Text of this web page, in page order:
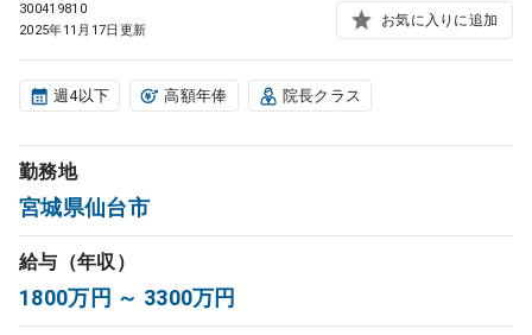
スポット検索 アルバイト
DtoDの転職・
コンサルタント
成功事例
300419810
2025年11月17日更新
お気に入りに追加
週4以下 高額年俸 院長クラス
勤務地
宮城県仙台市
給与（年収）
1800万円 ～ 3300万円